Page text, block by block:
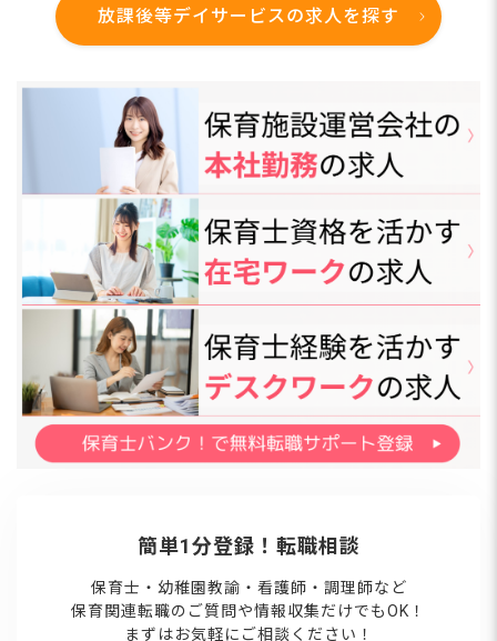
放課後等デイサービスの求人を探す
簡単1分登録！転職相談
保育士・幼稚園教諭・看護師・調理師など
保育関連転職のご質問や情報収集だけでもOK！
まずはお気軽にご相談ください！